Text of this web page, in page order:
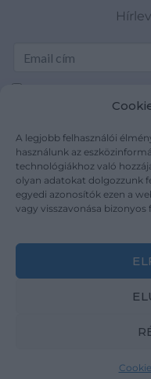
A legjobb felhasználói
használunk az
technológiákhoz való
olyan adatokat dolgozzunk
egyedi azonosítók ezen a
vagy visszavonása
mutargy.com/adatkezelesi-
Rólunk
Médiaajánlat
Karrier
Kapcsolat